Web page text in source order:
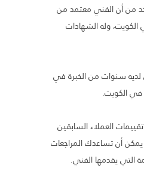
من أن الفني معتمد من
وله الشهادات
لديه سنوات من الخبرة في
في الكويت.
العملاء السابقين
أن تساعدك المراجعات
يقدمها الفني.